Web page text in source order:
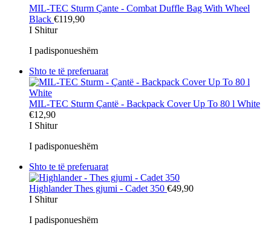
MIL-TEC Sturm Çante - Combat Duffle Bag With Wheel
Black €119,90
I Shitur
I padisponueshëm
Shto te të preferuarat
MIL-TEC Sturm Çantë - Backpack Cover Up To 80 l White
€12,90
I Shitur
I padisponueshëm
Shto te të preferuarat
Highlander Thes gjumi - Cadet 350 €49,90
I Shitur
I padisponueshëm